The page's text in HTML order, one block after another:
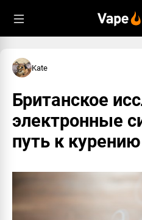
Kate
Британское
электронные
путь к курению